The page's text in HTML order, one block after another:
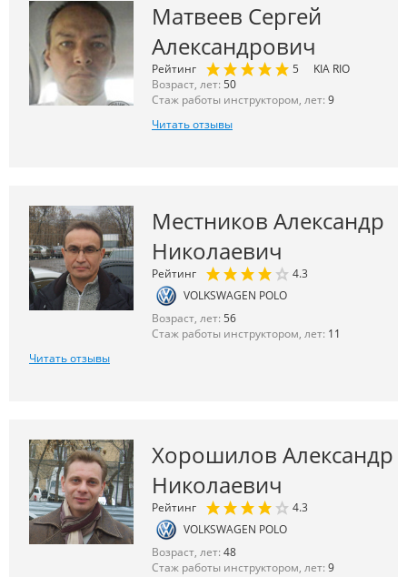
Матвеев Сергей
Александрович
Рейтинг 5
KIA RIO
Возраст, лет: 50
Стаж работы инструктором, лет: 9
Читать отзывы
Местников Александр
Николаевич
Рейтинг
4.3
VOLKSWAGEN POLO
Возраст, лет: 56
Стаж работы инструктором, лет: 11
Читать отзывы
Хорошилов Александр
Николаевич
Рейтинг
4.3
VOLKSWAGEN POLO
Возраст, лет: 48
Стаж работы инструктором, лет: 9